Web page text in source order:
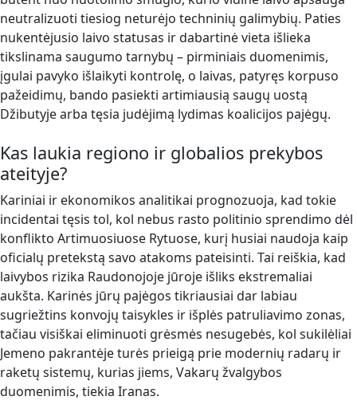
neutralizuoti tiesiog neturėjo techninių galimybių. Paties
nukentėjusio laivo statusas ir dabartinė vieta išlieka
tikslinama saugumo tarnybų – pirminiais duomenimis,
įgulai pavyko išlaikyti kontrolę, o laivas, patyręs korpuso
pažeidimų, bando pasiekti artimiausią saugų uostą
Džibutyje arba tęsia judėjimą lydimas koalicijos pajėgų.
Kas laukia regiono ir globalios prekybos
ateityje?
Kariniai ir ekonomikos analitikai prognozuoja, kad tokie
incidentai tęsis tol, kol nebus rasto politinio sprendimo dėl
konflikto Artimuosiuose Rytuose, kurį husiai naudoja kaip
oficialų pretekstą savo atakoms pateisinti. Tai reiškia, kad
laivybos rizika Raudonojoje jūroje išliks ekstremaliai
aukšta. Karinės jūrų pajėgos tikriausiai dar labiau
sugriežtins konvojų taisykles ir išplės patruliavimo zonas,
tačiau visiškai eliminuoti grėsmės nesugebės, kol sukilėliai
Jemeno pakrantėje turės prieigą prie modernių radarų ir
raketų sistemų, kurias jiems, Vakarų žvalgybos
duomenimis, tiekia Iranas.